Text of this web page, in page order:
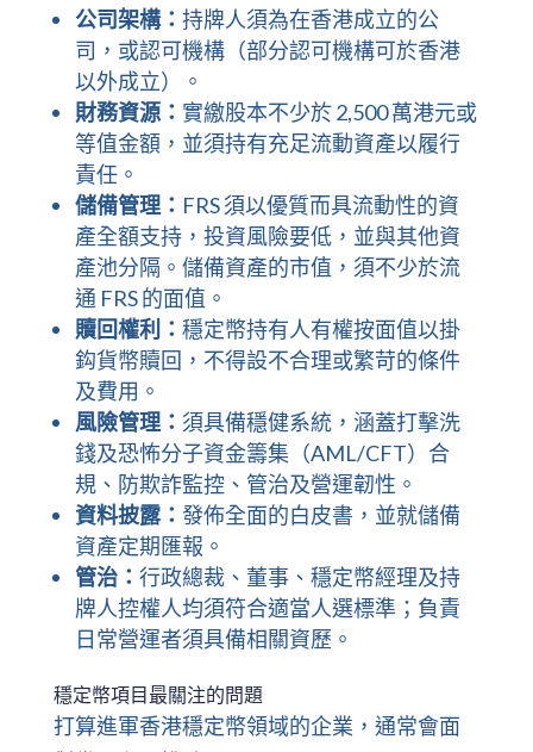
公司架構： 持牌人須為在香港成立的公
司，或認可機構（部分認可機構可於香港
以外成立）。
財務資源： 實繳股本不少於 2,500 萬港元或
等值金額，並須持有充足流動資產以履行
責任。
儲備管理： FRS 須以優質而具流動性的資
產全額支持，投資風險要低，並與其他資
產池分隔。儲備資產的市值，須不少於流
通 FRS 的面值。
贖回權利： 穩定幣持有人有權按面值以掛
鈎貨幣贖回，不得設不合理或繁苛的條件
及費用。
風險管理： 須具備穩健系統，涵蓋打擊洗
錢及恐怖分子資金籌集（AML/CFT）合
規、防欺詐監控、管治及營運韌性。
資料披露： 發佈全面的白皮書，並就儲備
資產定期匯報。
管治： 行政總裁、董事、穩定幣經理及持
牌人控權人均須符合適當人選標準；負責
日常營運者須具備相關資歷。
穩定幣項目最關注的問題
打算進軍香港穩定幣領域的企業，通常會面